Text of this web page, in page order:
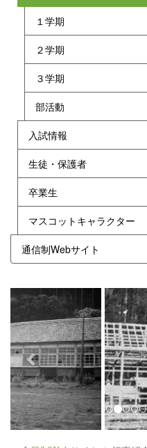
１学期
２学期
３学期
部活動
入試情報
生徒・保護者
卒業生
マスコットキャラクター
通信制Webサイト
p
r
e
v
i
o
u
s